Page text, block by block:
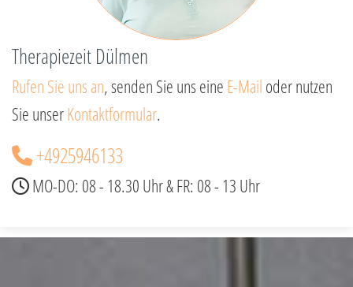
Therapiezeit Dülmen
Rufen Sie uns an, senden Sie uns eine E-Mail oder nutzen
Sie unserKontaktformular.
+4925946133
 MO-DO: 08 - 18.30 Uhr & FR: 08 - 13 Uhr